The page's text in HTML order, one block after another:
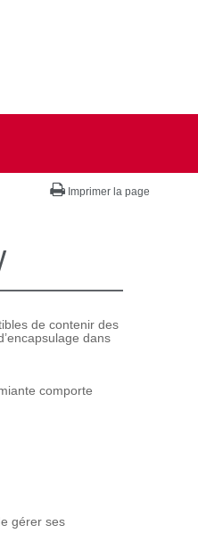
Imprimer la page
de contenir des
dans
comporte
gérer ses